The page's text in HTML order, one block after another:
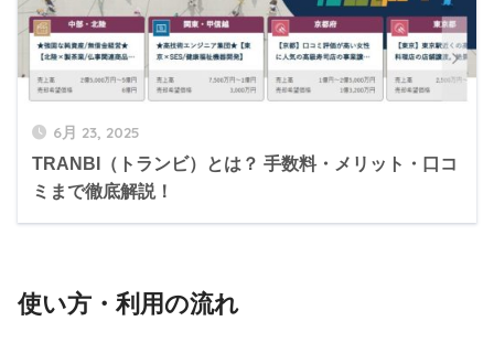
6月 23, 2025
TRANBI（トランビ）とは？ 手数料・メリット・口コ
ミまで徹底解説！
使い方・利用の流れ